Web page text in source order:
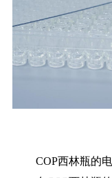
COP西林瓶的